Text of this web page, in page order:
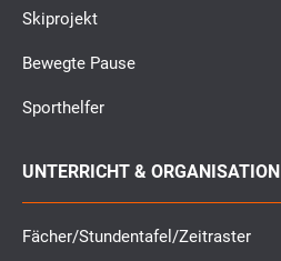
Skiprojekt
Bewegte Pause
Sporthelfer
UNTERRICHT & ORGANISATION
Fächer/Stundentafel/Zeitraster